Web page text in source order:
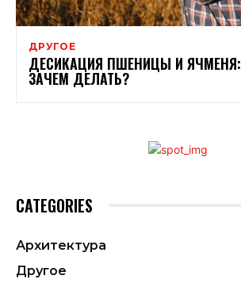
ДРУГОЕ
ДЕСИКАЦИЯ ПШЕНИЦЫ И
ЗАЧЕМ ДЕЛАТЬ?
CATEGORIES
Архитектура
Другое